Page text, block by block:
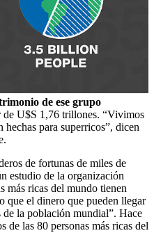
de ese grupo
de U$S 1,76 trillones. “Vivimos
hechas para superricos”, dicen
de fortunas de miles de
estudio de la organización
más ricas del mundo tienen
que el dinero que pueden llegar
de la población mundial”. Hace
de las 80 personas más ricas del